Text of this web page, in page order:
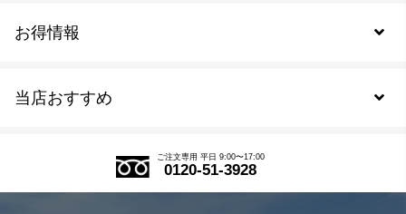
当店おすすめ
式部の香りシリーズ
お得情報
会員規約について
ご注文専用 平日 9:00〜17:00
0120-51-3928